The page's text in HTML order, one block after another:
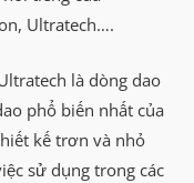
Ultratech….
là dòng dao
phổ biến nhất của
kế trơn và nhỏ
sử dụng trong các